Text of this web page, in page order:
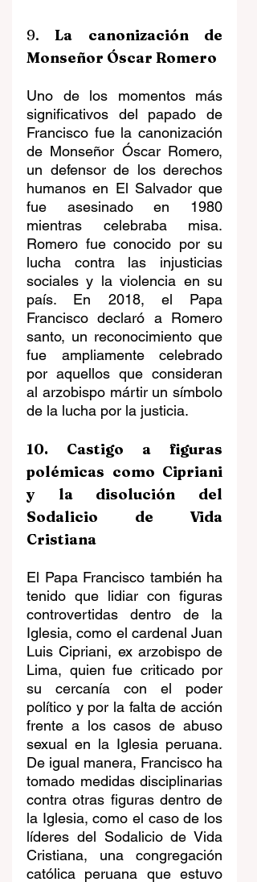
9. La canonización de
Monseñor Óscar Romero
Uno de los momentos más
significativos del papado de
Francisco fue la canonización
de Monseñor Óscar Romero,
un defensor de los derechos
humanos en El Salvador que
fue asesinado en 1980
mientras celebraba misa.
Romero fue conocido por su
lucha contra las injusticias
sociales y la violencia en su
país. En 2018, el Papa
Francisco declaró a Romero
santo, un reconocimiento que
fue ampliamente celebrado
por aquellos que consideran
al arzobispo mártir un símbolo
de la lucha por la justicia.
10. Castigo a figuras
polémicas como Cipriani
y la disolución del
Sodalicio de Vida
Cristiana
El Papa Francisco también ha
tenido que lidiar con figuras
controvertidas dentro de la
Iglesia, como el cardenal Juan
Luis Cipriani, ex arzobispo de
Lima, quien fue criticado por
su cercanía con el poder
político y por la falta de acción
frente a los casos de abuso
sexual en la Iglesia peruana.
De igual manera, Francisco ha
tomado medidas disciplinarias
contra otras figuras dentro de
la Iglesia, como el caso de los
líderes del Sodalicio de Vida
Cristiana, una congregación
católica peruana que estuvo